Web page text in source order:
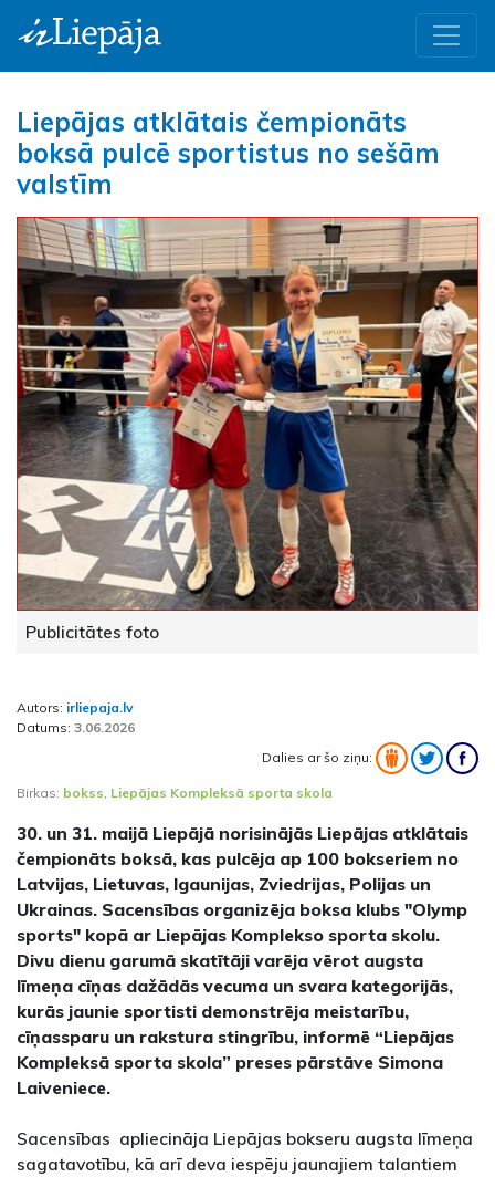
Liepājas atklātais čempionāts
boksā pulcē sportistus no sešām
valstīm
Publicitātes foto
Autors: irliepaja.lv
Datums: 3.06.2026
Dalies ar šo ziņu:
Birkas: bokss, Liepājas Kompleksā sporta skola
30. un 31. maijā Liepājā norisinājās Liepājas atklātais
čempionāts boksā, kas pulcēja ap 100 bokseriem no
Latvijas, Lietuvas, Igaunijas, Zviedrijas, Polijas un
Ukrainas. Sacensības organizēja boksa klubs "Olymp
sports" kopā ar Liepājas Komplekso sporta skolu.
Divu dienu garumā skatītāji varēja vērot augsta
līmeņa cīņas dažādās vecuma un svara kategorijās,
kurās jaunie sportisti demonstrēja meistarību,
cīņassparu un rakstura stingrību, informē “Liepājas
Kompleksā sporta skola” preses pārstāve Simona
Laiveniece.
Sacensības apliecināja Liepājas bokseru augsta līmeņa
sagatavotību, kā arī deva iespēju jaunajiem talantiem